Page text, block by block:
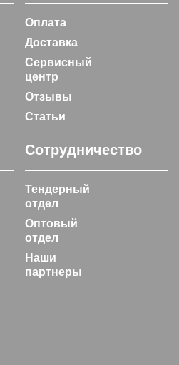
Оплата
Доставка
Сервисный
центр
Отзывы
Статьи
Сотрудничество
Тендерный
отдел
Оптовый
отдел
Наши
партнеры